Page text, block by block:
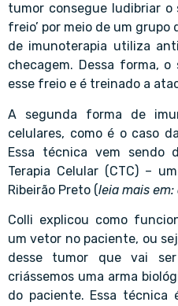
tumor consegue ludibriar o
freio’ por meio de um
de imunoterapia utiliza
checagem. Dessa forma,
esse freio e é treinado a
A segunda forma de
celulares, como é o caso
Essa técnica vem sendo
Terapia Celular (CTC) –
Ribeirão Preto (leia mais em:
Colli explicou como
um vetor no paciente, ou
desse tumor que vai
criássemos uma arma
do paciente. Essa